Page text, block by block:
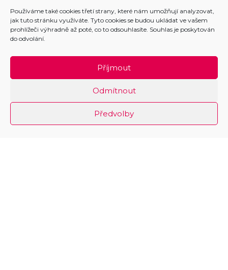
Používáme také cookies třetí strany, které nám umožňují analyzovat,
jak tuto stránku využíváte. Tyto cookies se budou ukládat ve vašem
prohlížeči výhradně až poté, co to odsouhlasíte. Souhlas je poskytován
do odvolání.
Příjmout
Odmítnout
Předvolby